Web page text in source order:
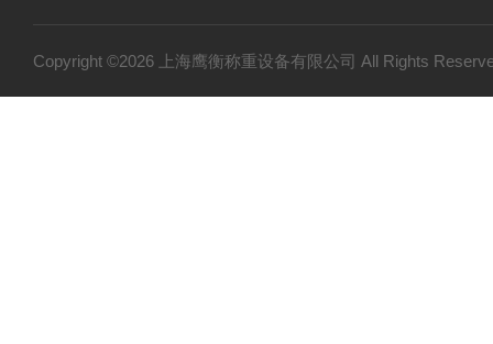
Copyright ©2026 上海鹰衡称重设备有限公司 All Rights